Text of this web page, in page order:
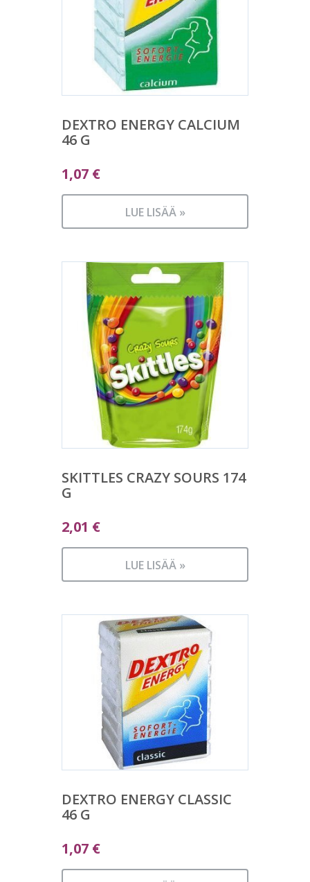
DEXTRO ENERGY CALCIUM
46 G
1,07 €
LUE LISÄÄ »
SKITTLES CRAZY SOURS 174
G
2,01 €
LUE LISÄÄ »
DEXTRO ENERGY CLASSIC
46 G
1,07 €